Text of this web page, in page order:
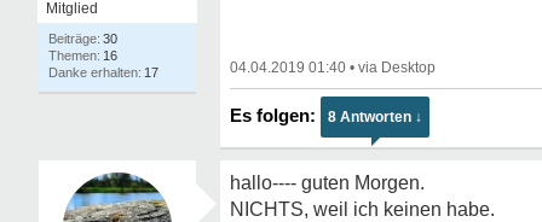
Mitglied
30
16
17
04.04.2019 01:40 •
8 Antworten ↓
hallo---- guten Morgen.
NICHTS, weil ich keinen habe.